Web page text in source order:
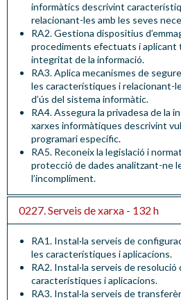
informàtics descrivint
relacionant-les amb les seves
RA2.Gestiona dispositius
procediments efectuats i aplicant
integritat de la informació.
RA3.Aplica mecanismes de
les característiques i relacionant-
d’ús del sistema informàtic.
RA4. Assegura la privadesa de la
xarxes informàtiques descrivint
programari específic.
RA5. Reconeix la legislació i
protecció de dades analitzant-ne
l’incompliment.
0227. Serveis de xarxa - 132 h
RA1. Instal·la serveis de
les característiques i aplicacions.
RA2. Instal·la serveis de
característiques i aplicacions.
RA3. Instal·la serveis de